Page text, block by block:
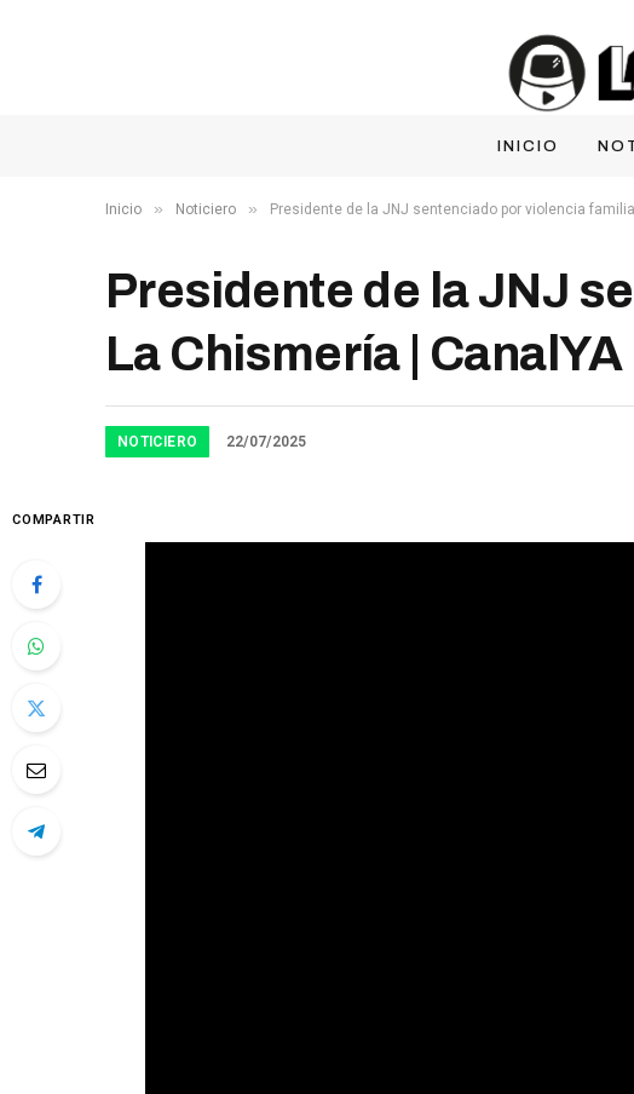
INICIO
Inicio » Noticiero » Presidente de la JNJ sentenciado por violencia
Presidente de la JNJ
La Chismería | CanalYA
NOTICIERO 22/07/2025
COMPARTIR